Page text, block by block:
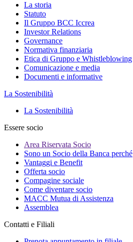
La storia
Statuto
Il Gruppo BCC Iccrea
Investor Relations
Governance
Normativa finanziaria
Etica di Gruppo e Whistleblowing
Comunicazione e media
Documenti e informative
La Sostenibilità
La Sostenibilità
Essere socio
Area Riservata Socio
Sono un Socio della Banca perché
Vantaggi e Benefit
Offerta socio
Compagine sociale
Come diventare socio
MACC Mutua di Assistenza
Assemblea
Contatti e Filiali